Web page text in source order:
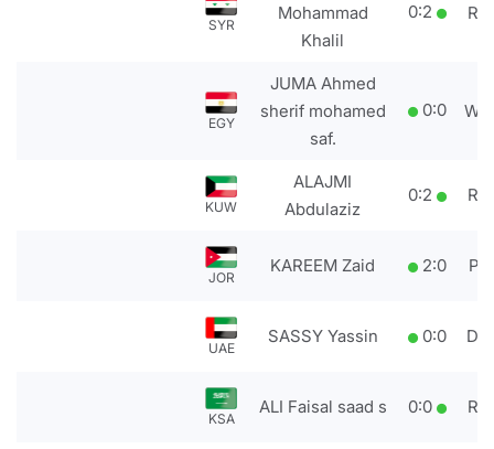
SYR
Mohammad
Khalil
0:2
EGY
JUMA Ahmed
sherif mohamed
saf.
0:0
KUW
ALAJMI
Abdulaziz
0:2
JOR
KAREEM Zaid 2:0
UAE
SASSY Yassin 0:0
KSA
ALI Faisal saad s 0:0